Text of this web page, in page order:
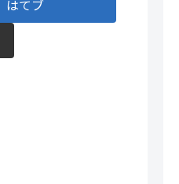
はてブ